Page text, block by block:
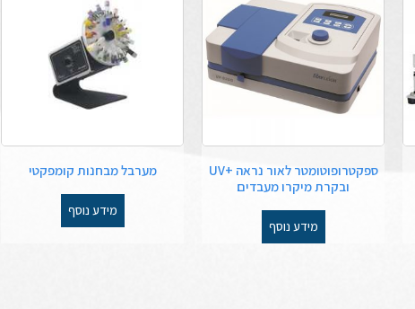
ספקטרופוטומטר לאור נראה +UV
ובקרת מיקרו מעבדים
מידע נוסף
מערבל מבחנות קומפקטי
מידע נוסף